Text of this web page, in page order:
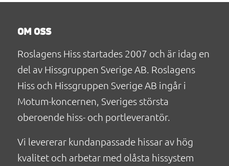
OM OSS
Roslagens Hiss startades 2007 och är idag en
del av Hissgruppen Sverige AB. Roslagens
Hiss och Hissgruppen Sverige AB ingår i
Motum-koncernen, Sveriges största
oberoende hiss- och portleverantör.
Vi levererar kundanpassade hissar av hög
kvalitet och arbetar med olåsta hissystem